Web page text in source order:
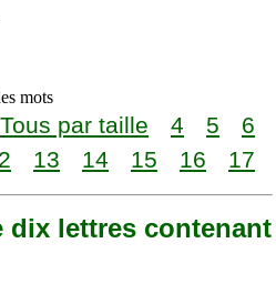
mots
Tous par taille 4 5
6
13 14 15 16 17
dix lettres contenant